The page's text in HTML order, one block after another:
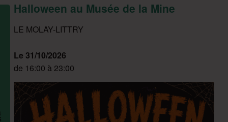
Halloween au Musée de la Mine
LE MOLAY-LITTRY
Le 31/10/2026
de 16:00 à 23:00